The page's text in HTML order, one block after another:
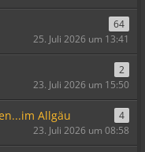
64
25. Juli 2026 um 13:41
2
23. Juli 2026 um 15:50
Allgäu
4
23. Juli 2026 um 08:58